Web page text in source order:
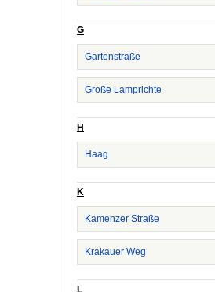
G
Gartenstraße
Große Lamprichte
H
Haag
K
Kamenzer Straße
Krakauer Weg
L